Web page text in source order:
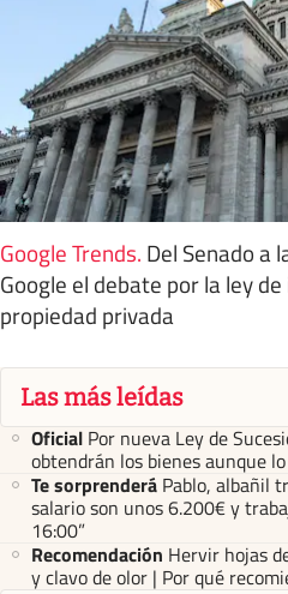
Google Trends. Del Senado a
Google el debate por la ley
propiedad privada
Las más leídas
Oficial Por nueva Ley de
obtendrán los bienes aunque
Te sorprenderá Pablo, albañil
salario son unos 6.200€ y
16:00”
Recomendación Hervir hojas
y clavo de olor | Por qué